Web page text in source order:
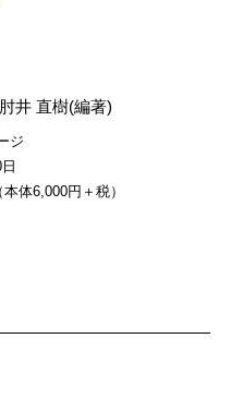
肘井 直樹(編著)
ジ
体6,000円＋税）